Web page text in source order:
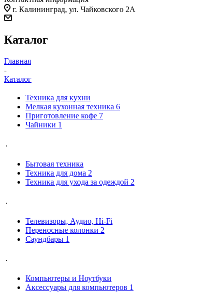
г. Калининград, ул. Чайковского 2А
Каталог
Главная
-
Каталог
Техника для кухни
Мелкая кухонная техника 6
Приготовление кофе 7
Чайники 1
.
Бытовая техника
Техника для дома 2
Техника для ухода за одеждой 2
.
Телевизоры, Аудио, Hi-Fi
Переносные колонки 2
Саундбары 1
.
Компьютеры и Ноутбуки
Аксессуары для компьютеров 1